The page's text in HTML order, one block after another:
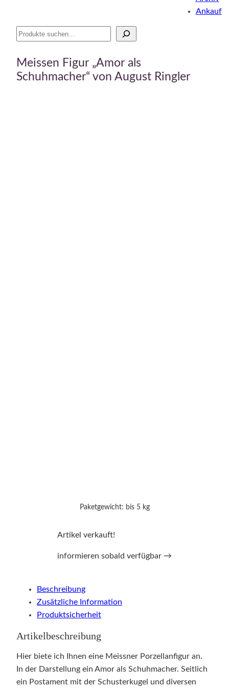
Suche
Ankauf
Meissen Figur „Amor als
Schuhmacher“ von August Ringler
Paketgewicht: bis 5 kg
Artikel verkauft!
informieren sobald verfügbar →
Beschreibung
Zusätzliche Information
Produktsicherheit
Artikelbeschreibung
Hier biete ich Ihnen eine Meissner Porzellanfigur an.
In der Darstellung ein Amor als Schuhmacher. Seitlich
ein Postament mit der Schusterkugel und diversen